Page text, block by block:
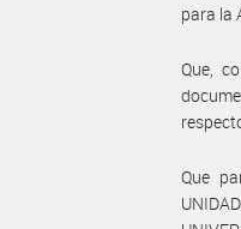
para la
Que,
Que